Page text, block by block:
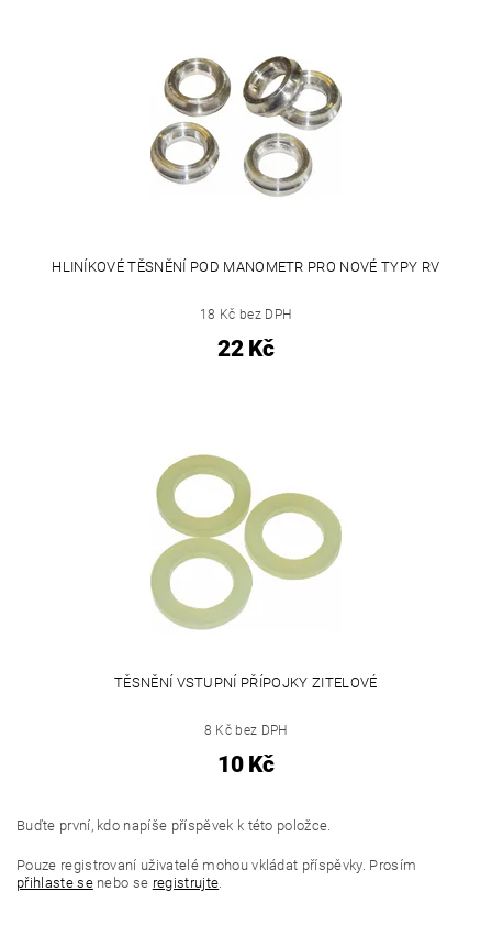
HLINÍKOVÉ TĚSNĚNÍ POD MANOMETR PRO NOVÉ TYPY RV
18 Kč bez DPH
22 Kč
TĚSNĚNÍ VSTUPNÍ PŘÍPOJKY ZITELOVÉ
8 Kč bez DPH
10 Kč
Buďte první, kdo napíše příspěvek k této položce.
Pouze registrovaní uživatelé mohou vkládat příspěvky. Prosím
přihlaste senebo se registrujte.